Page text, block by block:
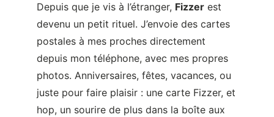
Depuis que je vis à l’étranger, Fizzer est
devenu un petit rituel. J’envoie des cartes
postales à mes proches directement
depuis mon téléphone, avec mes propres
photos. Anniversaires, fêtes, vacances, ou
juste pour faire plaisir : une carte Fizzer, et
hop, un sourire de plus dans la boîte aux